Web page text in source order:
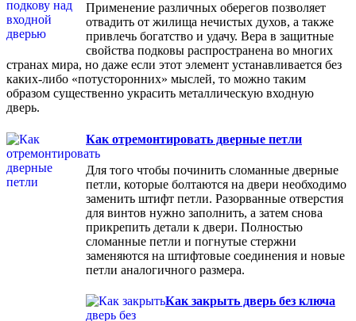
Применение различных оберегов позволяет
отвадить от жилища нечистых духов, а также
привлечь богатство и удачу. Вера в защитные
свойства подковы распространена во многих
странах мира, но даже если этот элемент устанавливается без
каких-либо «потусторонних» мыслей, то можно таким
образом существенно украсить металлическую входную
дверь.
Как отремонтировать дверные петли
Для того чтобы починить сломанные дверные
петли, которые болтаются на двери необходимо
заменить штифт петли. Разорванные отверстия
для винтов нужно заполнить, а затем снова
прикрепить детали к двери. Полностью
сломанные петли и погнутые стержни
заменяются на штифтовые соединения и новые
петли аналогичного размера.
Как закрыть дверь без ключа